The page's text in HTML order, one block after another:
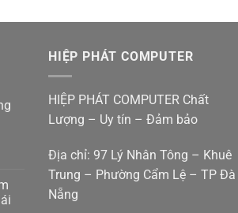
là:
tại
4.000.000 ₫.
HIỆP PHÁT COMPUTER
HIỆP PHÁT COMPUTER Chất
Lượng – Uy tín – Đảm bảo
Địa chỉ: 97 Lý Nhân Tông – Khuê
Trung – Phường Cẩm Lệ – TP Đà
Nẵng